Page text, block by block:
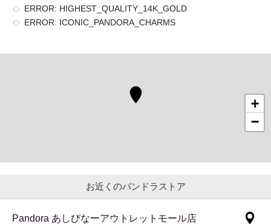
ERROR: HIGHEST_QUALITY_14K_GOLD
ERROR: ICONIC_PANDORA_CHARMS
+
−
お近くのパンドラストア
Pandora あしびなーアウトレットモール店